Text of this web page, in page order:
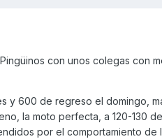
con unos colegas con
y 600 de regreso el domingo,
la moto perfecta, a 120-130 de
por el comportamiento de